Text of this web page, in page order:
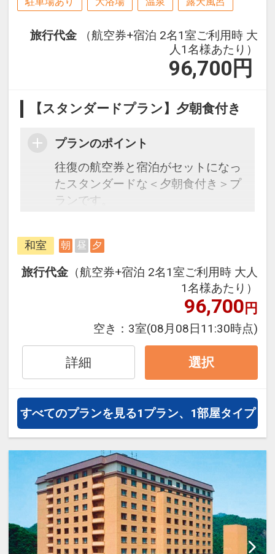
旅行代金
（航空券+宿泊 2名1室ご利用時 大
人1名様あたり）
96,700 円
【スタンダードプラン】夕朝食付き
プランのポイント
往復の航空券と宿泊がセットになっ
たスタンダードな＜夕朝食付き＞プ
ランです。
ら、一都市滞在はもちろん周遊旅行
にも最適！
旅行期間中の1泊だけの宿泊や延
泊・飛び泊なども自由自在です。
フライトは、安心のJAL（または
JALグループ）確約！フライトマイ
ル50%貯まります。
オプションでレンタカーや現地交
通・体験プランなどの追加（同時予
約）が可能なプランもございます。
1～5歳の添い寝のお子様は、施設使
用料としてお一人様2,750円が別途
お支払い下さい(現地払い)
和室 朝 昼 夕
旅行代金 （航空券+宿泊 2名1室ご利用時 大人
1名様あたり）
96,700円
空き： 3室(08月08日11:30時点)
詳細 選択
すべてのプランを見る1プラン、1部屋タイプ